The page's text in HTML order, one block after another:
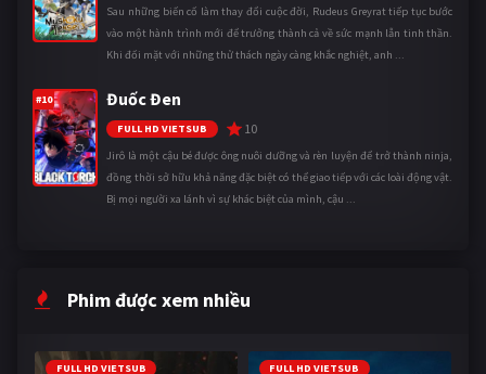
Sau những biến cố làm thay đổi cuộc đời, Rudeus Greyrat tiếp tục bước
vào một hành trình mới để trưởng thành cả về sức mạnh lẫn tinh thần.
Khi đối mặt với những thử thách ngày càng khắc nghiệt, anh ...
#10 Đuốc Đen
FULL HD VIETSUB 10
Jirô là một cậu bé được ông nuôi dưỡng và rèn luyện để trở thành ninja,
đồng thời sở hữu khả năng đặc biệt có thể giao tiếp với các loài động vật.
Bị mọi người xa lánh vì sự khác biệt của mình, cậu ...
Phim được xem nhiều
FULL HD VIETSUB FULL HD VIETSUB